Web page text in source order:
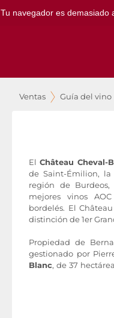
Tu navegador es demasiado
Ventas Guía del vino
El Château Cheval-
de Saint-Émilion,
región de
mejores vinos
bordelés. El
distinción de 1er
Propiedad de
gestionado por
Blanc, de 37
de origen Pomerol.
plantado